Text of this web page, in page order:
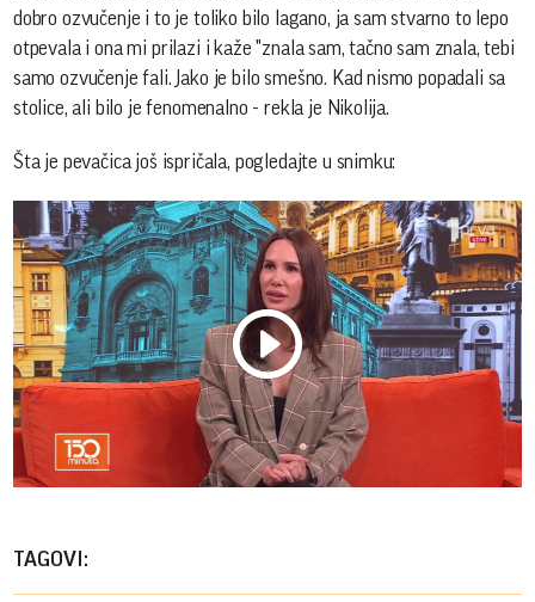
dobro ozvučenje i to je toliko bilo lagano, ja sam stvarno to lepo
otpevala i ona mi prilazi i kaže "znala sam, tačno sam znala, tebi
samo ozvučenje fali. Jako je bilo smešno. Kad nismo popadali sa
stolice, ali bilo je fenomenalno - rekla je Nikolija.
Šta je pevačica još ispričala, pogledajte u snimku:
Play
TAGOVI: